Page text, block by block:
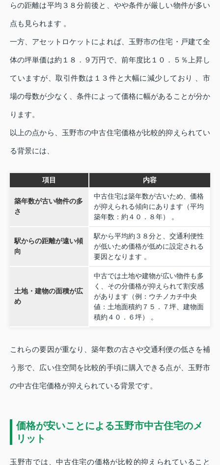
らの距離は平均３８分前後と、やや条件が厳しい物件が多い
点も見られます 。
一方、アセットロケットによれば、玉野市の住宅・戸建て全
体の坪単価は約１８．９万円で、前年度比１０．５％上昇し
ていますが、取引件数は１３件と大幅に減少しており 、市
場の母数が少なく、条件によって価格に幅があることが分か
ります。
以上の点から、玉野市の中古住宅価格が比較的抑えられてい
る背景には、
項目 内容
築年数が古い物件の多
さ
中古住宅は築年数が古いため、価格
が抑えられる傾向にあります（平均
築年数：約４０．８年） 。
駅からの距離が遠い傾
向
駅から平均約３８分と、交通利便性
が低いため価格が低めに設定される
要因となります 。
土地・建物の面積が広
め
中古では土地や建物が広い物件も多
く、その分価格が抑えられて割安感
があります（例：ウチノカチ中央
値：土地面積約７５．７坪、建物面
積約４０．６坪） 。
これらの要因が重なり、築年数の古さや交通利便の低さを補
う形で、広い住空間を比較的手頃に購入できる点が、玉野市
の中古住宅価格が抑えられている背景です。
価格が安いことによる玉野市中古住宅のメ
リット
玉野市では、中古住宅の価格が比較的抑えられていること